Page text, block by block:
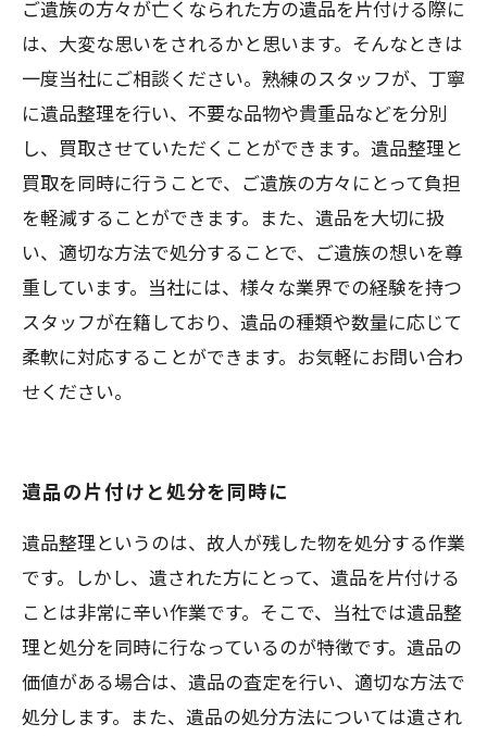
ご遺族の方々が亡くなられた方の遺品を片付ける際に
は、大変な思いをされるかと思います。そんなときは
一度当社にご相談ください。熟練のスタッフが、丁寧
に遺品整理を行い、不要な品物や貴重品などを分別
し、買取させていただくことができます。遺品整理と
買取を同時に行うことで、ご遺族の方々にとって負担
を軽減することができます。また、遺品を大切に扱
い、適切な方法で処分することで、ご遺族の想いを尊
重しています。当社には、様々な業界での経験を持つ
スタッフが在籍しており、遺品の種類や数量に応じて
柔軟に対応することができます。お気軽にお問い合わ
せください。
遺品の片付けと処分を同時に
遺品整理というのは、故人が残した物を処分する作業
です。しかし、遺された方にとって、遺品を片付ける
ことは非常に辛い作業です。そこで、当社では遺品整
理と処分を同時に行なっているのが特徴です。遺品の
価値がある場合は、遺品の査定を行い、適切な方法で
処分します。また、遺品の処分方法については遺され